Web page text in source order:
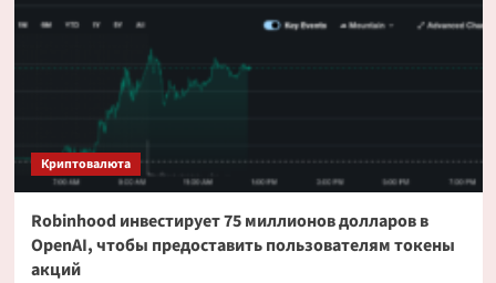
на
бизнес-
руководителей
Криптовалюта
Robinhood инвестирует 75 миллионов долларов в
OpenAI, чтобы предоставить пользователям токены
акций